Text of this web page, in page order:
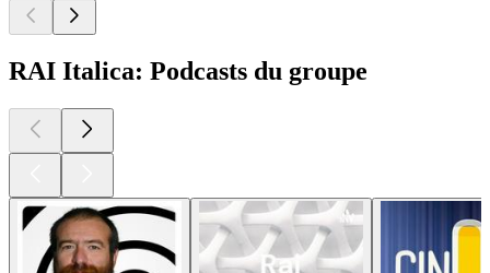
RAI Italica: Podcasts du groupe